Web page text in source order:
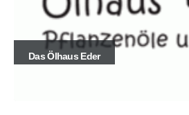
Das Ölhaus Eder